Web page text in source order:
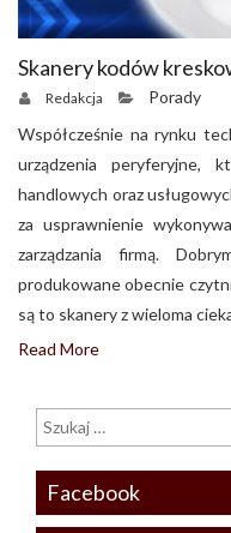
Skanery kodów
Redakcja
Porady
Współcześnie na rynku
urządzenia peryferyjne,
handlowych oraz
za usprawnienie
zarządzania firmą.
produkowane obecnie
są to skanery z wieloma
Read More
Facebook